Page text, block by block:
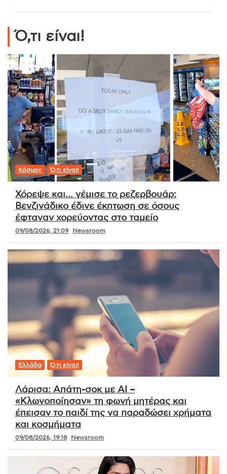
Ό,τι είναι!
Κόσμος Ό,τι είναι!
Χόρεψε και… γέμισε το ρεζερβουάρ:
Βενζινάδικο έδινε έκπτωση σε όσους
έφταναν χορεύοντας στο ταμείο
09/08/2026, 21:09 Newsroom
Ελλάδα Ό,τι είναι!
Λάρισα: Απάτη-σοκ με AI –
«Κλωνοποίησαν» τη φωνή μητέρας και
έπεισαν το παιδί της να παραδώσει χρήματα
και κοσμήματα
09/08/2026, 19:18 Newsroom